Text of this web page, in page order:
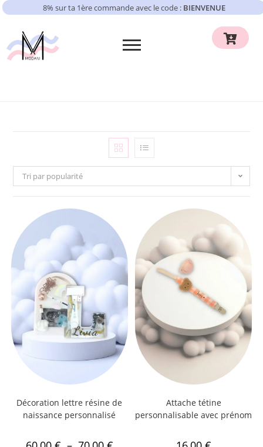
8% sur ta 1ère commande avec le code : BIENVENUE
Tri par popularité
Décoration lettre résine de
naissance personnalisé
Attache tétine
personnalisable avec prénom